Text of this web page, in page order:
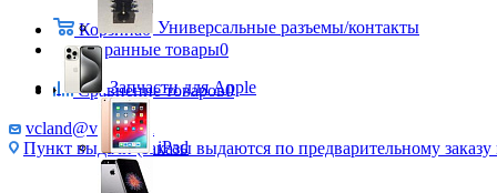
Корзина0
Избранные товары0
Сравнение товаров0
vcland@vcland.ru
Пункт выдачи (заказы выдаются по предварительному заказу
Универсальные разъемы/контакты
Запчасти для Apple
iPad